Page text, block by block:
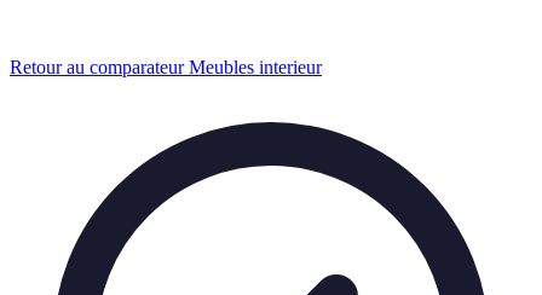
Retour au comparateur Meubles interieur